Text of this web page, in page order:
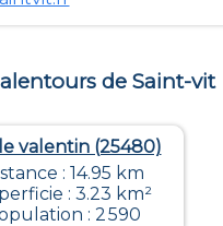
de Saint-vit
valentin (25480)
: 14.95 km
: 3.23 km²
: 2 590